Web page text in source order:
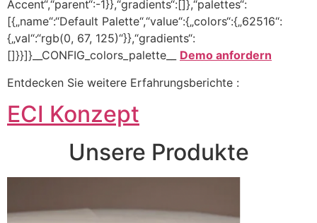
Accent“,“parent“:-1}},“gradients“:[]},“palettes“:
[{„name“:“Default Palette“,“value“:{„colors“:{„62516“:
{„val“:“rgb(0, 67, 125)“}},“gradients“:
[]}}]}__CONFIG_colors_palette__ Demo anfordern
Entdecken Sie weitere Erfahrungsberichte :
ECI Konzept
Unsere Produkte